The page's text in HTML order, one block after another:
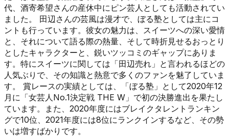
代、酒寄希望さんの産休中にピン芸人としても活動されてい
ました。 田辺さんの芸風は漫才で、ぼる塾としては主にコ
ントも行っています。彼女の魅力は、スイーツへの深い愛情
と、それについて語る際の熱量、そして時折見せるおっとり
としたキャラクターと、鋭いツッコミのギャップにありま
す。特にスイーツに関しては「田辺売れ」と言われるほどの
人気ぶりで、その知識と熱意で多くのファンを魅了していま
す。 賞レースの実績としては、「ぼる塾」として2020年12
月に「女芸人No.1決定戦 THE W」で初の決勝進出を果たし
ています。また、2020年度にはブレイクタレントランキン
グで10位、2021年度には8位にランクインするなど、その勢
いは増すばかりです。